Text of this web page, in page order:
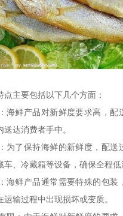
点主要包括以下几个方面：
海鲜产品对新鲜度要求高，配
达消费者手中。
为了保持海鲜的新鲜度，配送
车、冷藏箱等设备，确保全程低
海鲜产品通常需要特殊的包装
运输过程中出现损坏或变质。